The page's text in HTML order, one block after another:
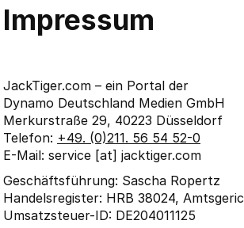
Impressum
JackTiger.com – ein Portal der
Dynamo Deutschland Medien GmbH
Merkurstraße 29, 40223 Düsseldorf
Telefon: +49. (0)211. 56 54 52-0
E-Mail: service [at] jacktiger.com
Geschäftsführung: Sascha Ropertz
Handelsregister: HRB 38024,
Umsatzsteuer-ID: DE204011125